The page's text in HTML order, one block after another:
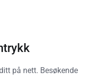
på nett. Besøkende